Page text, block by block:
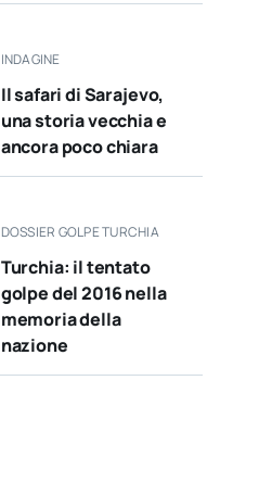
INDAGINE
Il safari di Sarajevo,
una storia vecchia e
ancora poco chiara
DOSSIER GOLPE TURCHIA
Turchia: il tentato
golpe del 2016 nella
memoria della
nazione